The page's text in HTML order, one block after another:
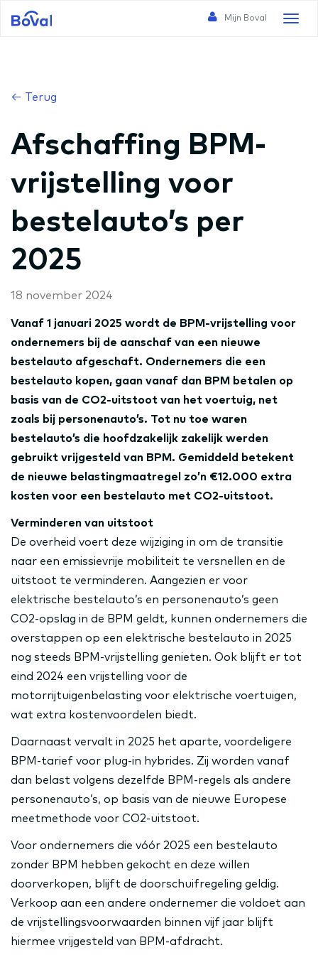
Toggle
Mijn Boval
← Terug
Afschaffing BPM-
vrijstelling voor
bestelauto’s per
2025
18 november 2024
Vanaf 1 januari 2025 wordt de BPM-vrijstelling voor
ondernemers bij de aanschaf van een nieuwe
bestelauto afgeschaft. Ondernemers die een
bestelauto kopen, gaan vanaf dan BPM betalen op
basis van de CO2-uitstoot van het voertuig, net
zoals bij personenauto’s. Tot nu toe waren
bestelauto’s die hoofdzakelijk zakelijk werden
gebruikt vrijgesteld van BPM. Gemiddeld betekent
de nieuwe belastingmaatregel zo’n €12.000 extra
kosten voor een bestelauto met CO2-uitstoot.
Verminderen van uitstoot
De overheid voert deze wijziging in om de transitie
naar een emissievrije mobiliteit te versnellen en de
uitstoot te verminderen. Aangezien er voor
elektrische bestelauto’s en personenauto’s geen
CO2-opslag in de BPM geldt, kunnen ondernemers die
overstappen op een elektrische bestelauto in 2025
nog steeds BPM-vrijstelling genieten. Ook blijft er tot
eind 2024 een vrijstelling voor de
motorrijtuigenbelasting voor elektrische voertuigen,
wat extra kostenvoordelen biedt.
Daarnaast vervalt in 2025 het aparte, voordeligere
BPM-tarief voor plug-in hybrides. Zij worden vanaf
dan belast volgens dezelfde BPM-regels als andere
personenauto’s, op basis van de nieuwe Europese
meetmethode voor CO2-uitstoot.
Voor ondernemers die vóór 2025 een bestelauto
zonder BPM hebben gekocht en deze willen
doorverkopen, blijft de doorschuifregeling geldig.
Verkoop aan een andere ondernemer die voldoet aan
de vrijstellingsvoorwaarden binnen vijf jaar blijft
hiermee vrijgesteld van BPM-afdracht.